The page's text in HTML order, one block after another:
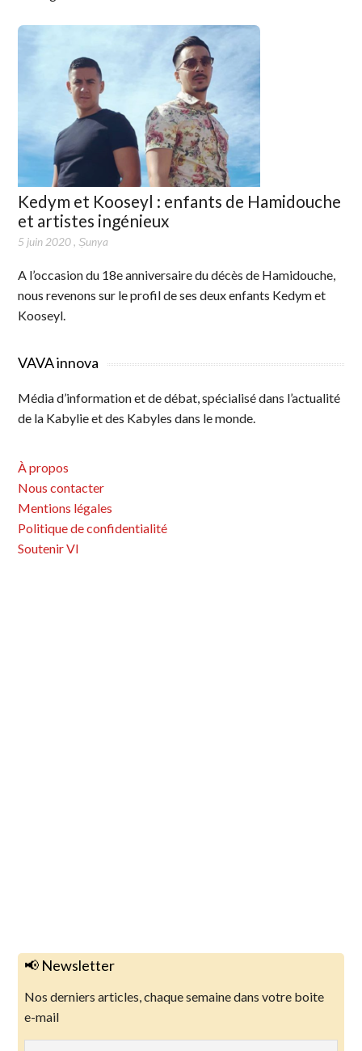
Kedym et Kooseyl : enfants de Hamidouche
et artistes ingénieux
5 juin 2020,Ṣunya
A l’occasion du 18e anniversaire du décès de Hamidouche,
nous revenons sur le profil de ses deux enfants Kedym et
Kooseyl.
VAVA innova
Média d’information et de débat, spécialisé dans l’actualité
de la Kabylie et des Kabyles dans le monde.
À propos
Nous contacter
Mentions légales
Politique de confidentialité
Soutenir VI
📢 Newsletter
Nos derniers articles, chaque semaine dans votre boite
e-mail